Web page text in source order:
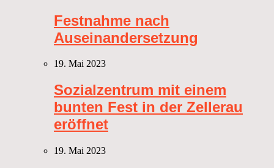
Festnahme nach
Auseinandersetzung
19. Mai 2023
Sozialzentrum mit einem
bunten Fest in der Zellerau
eröffnet
19. Mai 2023